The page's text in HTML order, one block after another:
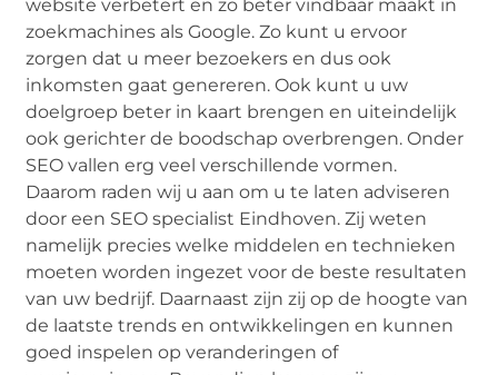
website verbetert en zo beter vindbaar maakt in
zoekmachines als Google. Zo kunt u ervoor
zorgen dat u meer bezoekers en dus ook
inkomsten gaat genereren. Ook kunt u uw
doelgroep beter in kaart brengen en uiteindelijk
ook gerichter de boodschap overbrengen. Onder
SEO vallen erg veel verschillende vormen.
Daarom raden wij u aan om u te laten adviseren
door een SEO specialist Eindhoven. Zij weten
namelijk precies welke middelen en technieken
moeten worden ingezet voor de beste resultaten
van uw bedrijf. Daarnaast zijn zij op de hoogte van
de laatste trends en ontwikkelingen en kunnen
goed inspelen op veranderingen of